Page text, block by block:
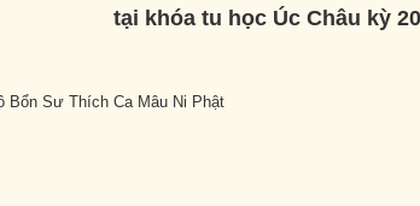
tại khóa tu học Úc Châu kỳ 20
Ca Mâu Ni Phật